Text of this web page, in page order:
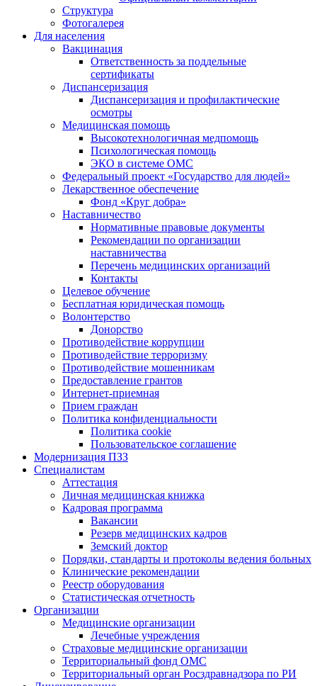
Структура
Фотогалерея
Для населения
Вакцинация
Ответственность за поддельные
сертификаты
Диспансеризация
Диспансеризация и профилактические
осмотры
Медицинская помощь
Высокотехнологичная медпомощь
Психологическая помощь
ЭКО в системе ОМС
Федеральный проект «Государство для людей»
Лекарственное обеспечение
Фонд «Круг добра»
Наставничество
Нормативные правовые документы
Рекомендации по организации
наставничества
Перечень медицинских организаций
Контакты
Целевое обучение
Бесплатная юридическая помощь
Волонтерство
Донорство
Противодействие коррупции
Противодействие терроризму
Противодействие мошенникам
Предоставление грантов
Интернет-приемная
Прием граждан
Политика конфиденциальности
Политика cookie
Пользовательское соглашение
Модернизация ПЗЗ
Специалистам
Аттестация
Личная медицинская книжка
Кадровая программа
Вакансии
Резерв медицинских кадров
Земский доктор
Порядки, стандарты и протоколы ведения больных
Клинические рекомендации
Реестр оборудования
Статистическая отчетность
Организации
Медицинские организации
Лечебные учреждения
Страховые медицинские организации
Территориальный фонд ОМС
Территориальный орган Росздравнадзора по РИ